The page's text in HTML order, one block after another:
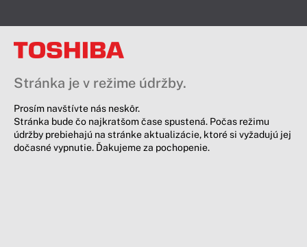
Stránka je v režime údržby.
Prosím navštívte nás neskôr.
Stránka bude čo najkratšom čase spustená. Počas režimu
údržby prebiehajú na stránke aktualizácie, ktoré si vyžadujú jej
dočasné vypnutie. Ďakujeme za pochopenie.